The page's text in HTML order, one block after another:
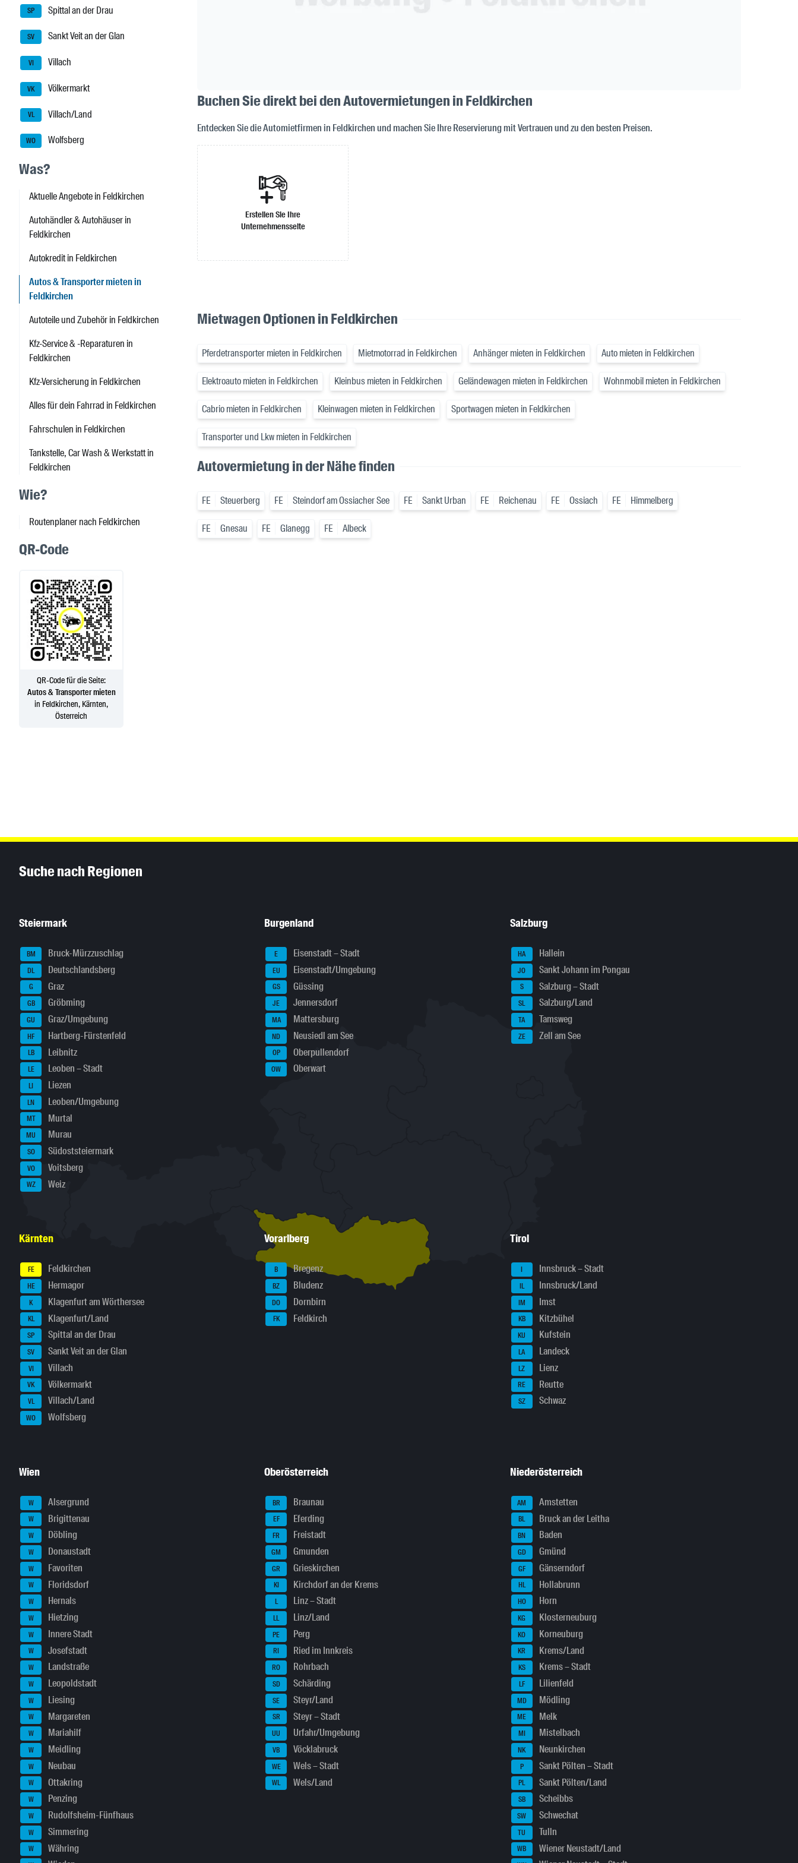
SP Spittal an der Drau
SV Sankt Veit an der Glan
VI Villach
VK Völkermarkt
VL Villach/Land
WO Wolfsberg
Was?
Aktuelle Angebote in Feldkirchen
Autohändler & Autohäuser in
Feldkirchen
Autokredit in Feldkirchen
Autos & Transporter mieten in
Feldkirchen
Autoteile und Zubehör in Feldkirchen
Kfz-Service & -Reparaturen in
Feldkirchen
Kfz-Versicherung in Feldkirchen
Alles für dein Fahrrad in Feldkirchen
Fahrschulen in Feldkirchen
Tankstelle, Car Wash & Werkstatt in
Feldkirchen
Wie?
Routenplaner nach Feldkirchen
QR-Code
QR-Code für die Seite:
Autos & Transporter mieten
in Feldkirchen, Kärnten,
Österreich
Buchen Sie direkt bei den Autovermietungen in Feldkirchen
Entdecken Sie die Automietfirmen in Feldkirchen und machen Sie Ihre Reservierung mit Vertrauen und zu den besten Preisen.
Erstellen Sie Ihre
Unternehmensseite
Mietwagen Optionen in Feldkirchen
Pferdetransporter mieten in Feldkirchen Mietmotorrad in Feldkirchen Anhänger mieten in Feldkirchen Auto mieten in Feldkirchen
Elektroauto mieten in Feldkirchen Kleinbus mieten in Feldkirchen Geländewagen mieten in Feldkirchen Wohnmobil mieten in Feldkirchen
Cabrio mieten in Feldkirchen Kleinwagen mieten in Feldkirchen Sportwagen mieten in Feldkirchen
Transporter und Lkw mieten in Feldkirchen
Autovermietung in der Nähe finden
FE Steuerberg FE Steindorf am Ossiacher See FE Sankt Urban FE Reichenau FE Ossiach FE Himmelberg
FE Gnesau FE Glanegg FE Albeck
Suche nach Regionen
Steiermark
BM Bruck-Mürzzuschlag
DL Deutschlandsberg
G Graz
GB Gröbming
GU Graz/Umgebung
HF Hartberg-Fürstenfeld
LB Leibnitz
LE Leoben – Stadt
LI Liezen
LN Leoben/Umgebung
MT Murtal
MU Murau
SO Südoststeiermark
VO Voitsberg
WZ Weiz
Burgenland
E Eisenstadt – Stadt
EU Eisenstadt/Umgebung
GS Güssing
JE Jennersdorf
MA Mattersburg
ND Neusiedl am See
OP Oberpullendorf
OW Oberwart
Salzburg
HA Hallein
JO Sankt Johann im Pongau
S Salzburg – Stadt
SL Salzburg/Land
TA Tamsweg
ZE Zell am See
Kärnten
FE Feldkirchen
HE Hermagor
K Klagenfurt am Wörthersee
KL Klagenfurt/Land
SP Spittal an der Drau
SV Sankt Veit an der Glan
VI Villach
VK Völkermarkt
VL Villach/Land
WO Wolfsberg
Vorarlberg
B Bregenz
BZ Bludenz
DO Dornbirn
FK Feldkirch
Tirol
I Innsbruck – Stadt
IL Innsbruck/Land
IM Imst
KB Kitzbühel
KU Kufstein
LA Landeck
LZ Lienz
RE Reutte
SZ Schwaz
Wien
W Alsergrund
W Brigittenau
W Döbling
W Donaustadt
W Favoriten
W Floridsdorf
W Hernals
W Hietzing
W Innere Stadt
W Josefstadt
W Landstraße
W Leopoldstadt
W Liesing
W Margareten
W Mariahilf
W Meidling
W Neubau
W Ottakring
W Penzing
W Rudolfsheim-Fünfhaus
W Simmering
W Währing
Oberösterreich
BR Braunau
EF Eferding
FR Freistadt
GM Gmunden
GR Grieskirchen
KI Kirchdorf an der Krems
L Linz – Stadt
LL Linz/Land
PE Perg
RI Ried im Innkreis
RO Rohrbach
SD Schärding
SE Steyr/Land
SR Steyr – Stadt
UU Urfahr/Umgebung
VB Vöcklabruck
WE Wels – Stadt
WL Wels/Land
Niederösterreich
AM Amstetten
BL Bruck an der Leitha
BN Baden
GD Gmünd
GF Gänserndorf
HL Hollabrunn
HO Horn
KG Klosterneuburg
KO Korneuburg
KR Krems/Land
KS Krems – Stadt
LF Lilienfeld
MD Mödling
ME Melk
MI Mistelbach
NK Neunkirchen
P Sankt Pölten – Stadt
PL Sankt Pölten/Land
SB Scheibbs
SW Schwechat
TU Tulln
WB Wiener Neustadt/Land